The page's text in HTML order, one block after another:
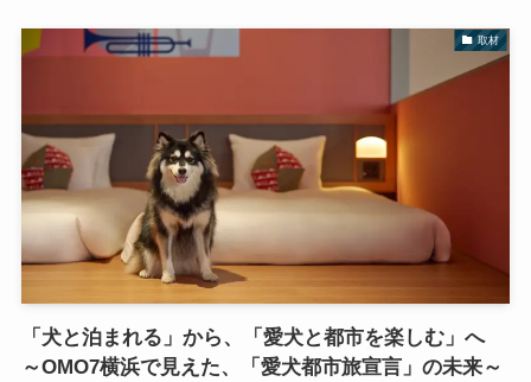
取材
「犬と泊まれる」から、「愛犬と都市を楽しむ」へ
～OMO7横浜で見えた、「愛犬都市旅宣言」の未来～